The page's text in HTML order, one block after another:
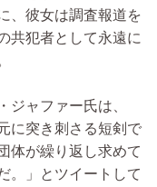
、彼女は調査報道を
共犯者として永遠に
ジャファー氏は、
に突き刺さる短剣で
体が繰り返し求めて
。」とツイートして